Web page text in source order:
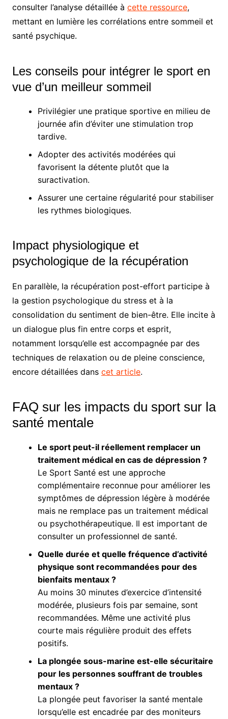
consulter l’analyse détaillée à cette ressource,
mettant en lumière les corrélations entre sommeil et
santé psychique.
Les conseils pour intégrer le sport en
vue d’un meilleur sommeil
Privilégier une pratique sportive en milieu de
journée afin d’éviter une stimulation trop
tardive.
Adopter des activités modérées qui
favorisent la détente plutôt que la
suractivation.
Assurer une certaine régularité pour stabiliser
les rythmes biologiques.
Impact physiologique et
psychologique de la récupération
En parallèle, la récupération post-effort participe à
la gestion psychologique du stress et à la
consolidation du sentiment de bien-être. Elle incite à
un dialogue plus fin entre corps et esprit,
notamment lorsqu’elle est accompagnée par des
techniques de relaxation ou de pleine conscience,
encore détaillées dans cet article.
FAQ sur les impacts du sport sur la
santé mentale
Le sport peut-il réellement remplacer un
traitement médical en cas de dépression ?
Le Sport Santé est une approche
complémentaire reconnue pour améliorer les
symptômes de dépression légère à modérée
mais ne remplace pas un traitement médical
ou psychothérapeutique. Il est important de
consulter un professionnel de santé.
Quelle durée et quelle fréquence d’activité
physique sont recommandées pour des
bienfaits mentaux ?
Au moins 30 minutes d’exercice d’intensité
modérée, plusieurs fois par semaine, sont
recommandées. Même une activité plus
courte mais régulière produit des effets
positifs.
La plongée sous-marine est-elle sécuritaire
pour les personnes souffrant de troubles
mentaux ?
La plongée peut favoriser la santé mentale
lorsqu’elle est encadrée par des moniteurs